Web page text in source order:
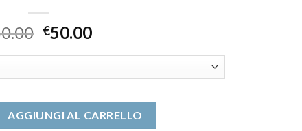
€50.00
AGGIUNGI AL CARRELLO